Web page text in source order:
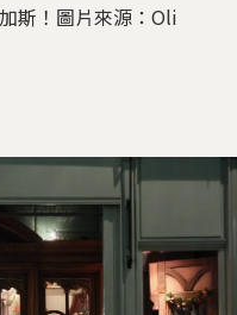
斯！圖片來源：Oli